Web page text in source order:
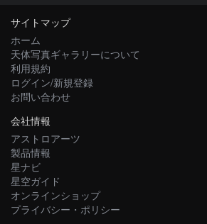
サイトマップ
ホーム
天体写真ギャラリーについて
利用規約
ログイン/新規登録
お問い合わせ
会社情報
アストロアーツ
製品情報
星ナビ
星空ガイド
オンラインショップ
プライバシー・ポリシー